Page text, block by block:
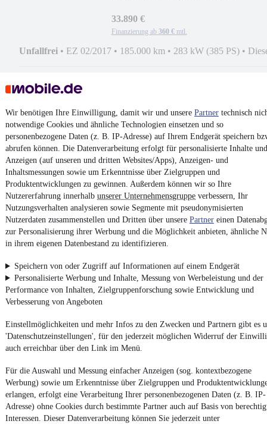
Wir benötigen Ihre Einwilligung, damit wir und unsere Partner technisch
notwendige Cookies und ähnliche Technologien einsetzen und so
personenbezogene Daten (z. B. IP-Adresse) auf Ihrem Endgerät speichern
abrufen können. Die Datenverarbeitung erfolgt für personalisierte Inhalte und
Anzeigen (auf unseren und dritten Websites/Apps), Anzeigen- und
Inhaltsmessungen sowie um Erkenntnisse über Zielgruppen und
Produktentwicklungen zu gewinnen. Außerdem können wir so Ihre
Nutzererfahrung innerhalb unserer Unternehmensgruppe verbessern, Ihr
Nutzungsverhalten analysieren sowie Segmente mit pseudonymisierten
Nutzerdaten zusammenstellen und Dritten über unsere Partner einen
zur Personalisierung ihrer Werbung und die Möglichkeit anbieten, ähnliche
in ihrem eigenen Datenbestand zu identifizieren.
Speichern von oder Zugriff auf Informationen auf einem Endgerät
Personalisierte Werbung und Inhalte, Messung von Werbeleistung und der
Performance von Inhalten, Zielgruppenforschung sowie Entwicklung und
Verbesserung von Angeboten
Einstellmöglichkeiten und mehr Infos zu den Zwecken und Partnern gibt es
'Datenschutzeinstellungen', für den jederzeit möglichen Widerruf der
auch erreichbar über den Link im Menü.
Für die Auswahl und Messung einfacher Anzeigen (sog. kontextbezogene
Werbung) sowie um Erkenntnisse über Zielgruppen und
erlangen, erfolgt eine Verarbeitung Ihrer personenbezogenen Daten (z. B. IP-
Adresse) ohne Cookies durch bestimmte Partner auch auf Basis von
Interessen. Dieser Datenverarbeitung können Sie jederzeit unter
33.890 €
Finanzierung ab 360 € mtl.
Unfallfrei • EZ 02/2017 • 185.000 km • 283 kW (385 PS) •
4.6 Sterne
Nutze mobile.de schnell und einfach
App installieren
Impressum
AGB
Vertrag widerrufen
Datenschutz
Datenschutzeinstellungen
Report Security Vulnerability (English)
Powered by
Ob Neuwagen,GebrauchtwagenoderLeasing-Angebote: Alle
Fahrzeuge gibt es bei mobile.de